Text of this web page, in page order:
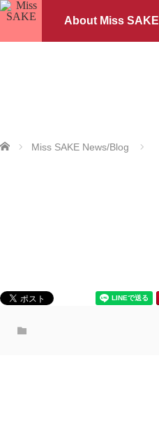
About Miss SAKE
ホーム Miss SAKE News/Blog